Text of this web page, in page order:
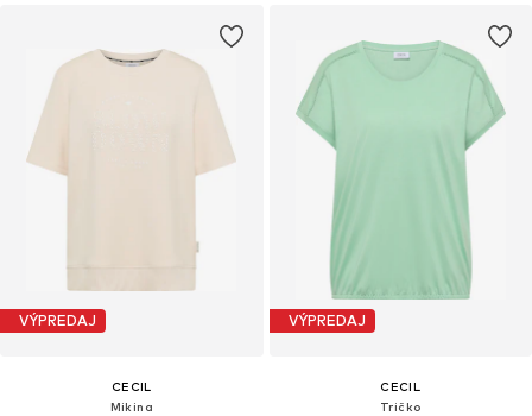
VÝPREDAJ
CECIL
Mikina
VÝPREDAJ
CECIL
Tričko